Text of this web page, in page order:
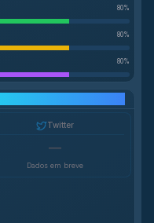
80%
80%
80%
Twitter
—
Dados em breve